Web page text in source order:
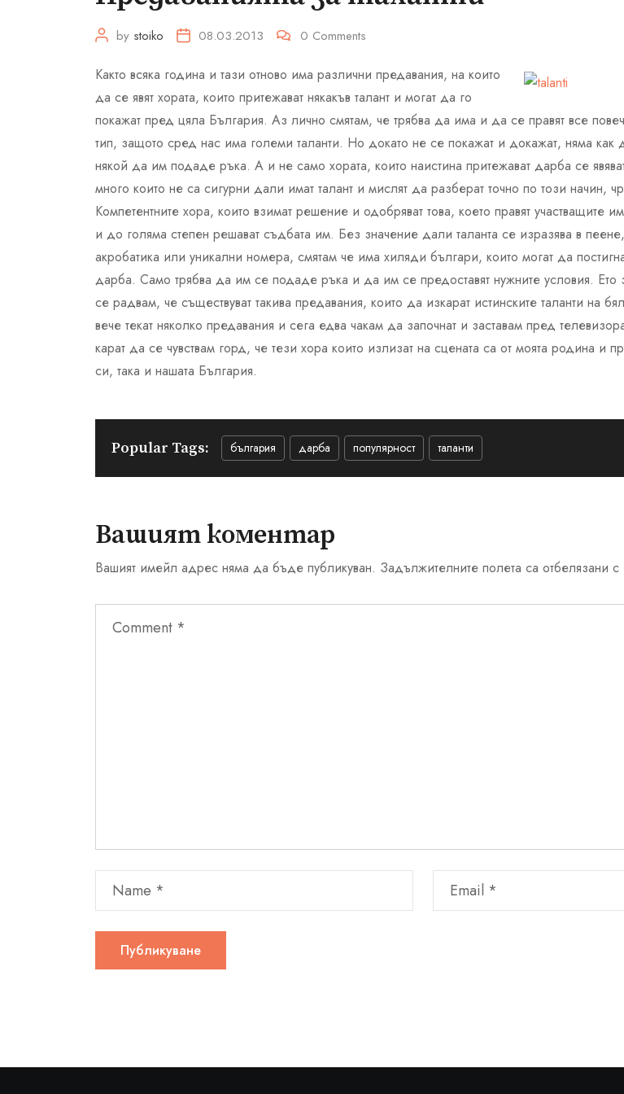
by stoiko 08.03.2013 0 Comments
Както всяка година и тази отново има различни предавания, на които
да се явят хората, които притежават някакъв талант и могат да го
покажат пред цяла България. Аз лично смятам, че трябва да има и да се правят все
тип, защото сред нас има големи таланти. Но докато не се покажат и докажат, няма как
някой да им подаде ръка. А и не само хората, които наистина притежават дарба се
много които не са сигурни дали имат талант и мислят да разберат точно по този начин,
Компетентните хора, които взимат решение и одобряват това, което правят участващите
и до голяма степен решават съдбата им. Без значение дали таланта се изразява в
акробатика или уникални номера, смятам че има хиляди българи, които могат да
дарба. Само трябва да им се подаде ръка и да им се предоставят нужните условия. Ето
се радвам, че съществуват такива предавания, които да изкарат истинските таланти на
вече текат няколко предавания и сега едва чакам да започнат и заставам пред
карат да се чувствам горд, че тези хора които излизат на сцената са от моята родина и
си, така и нашата България.
Popular Tags: българия дарба популярност таланти
Вашият коментар
Вашият имейл адрес няма да бъде публикуван. Задължителните полета са отбелязани с